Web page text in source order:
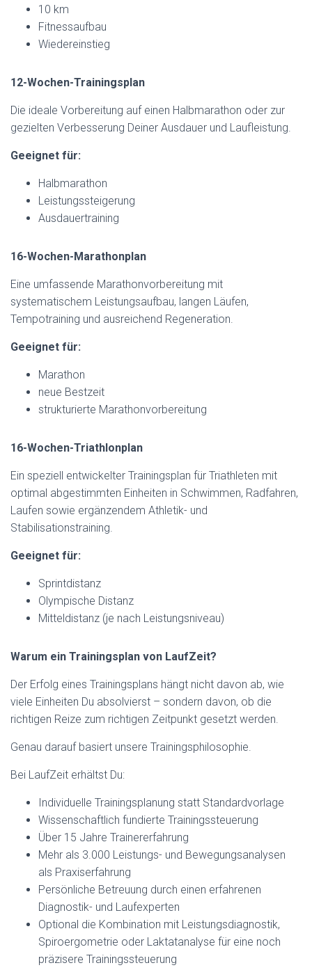
10 km
Fitnessaufbau
Wiedereinstieg
12-Wochen-Trainingsplan
Die ideale Vorbereitung auf einen Halbmarathon oder zur
gezielten Verbesserung Deiner Ausdauer und Laufleistung.
Geeignet für:
Halbmarathon
Leistungssteigerung
Ausdauertraining
16-Wochen-Marathonplan
Eine umfassende Marathonvorbereitung mit
systematischem Leistungsaufbau, langen Läufen,
Tempotraining und ausreichend Regeneration.
Geeignet für:
Marathon
neue Bestzeit
strukturierte Marathonvorbereitung
16-Wochen-Triathlonplan
Ein speziell entwickelter Trainingsplan für Triathleten mit
optimal abgestimmten Einheiten in Schwimmen, Radfahren,
Laufen sowie ergänzendem Athletik- und
Stabilisationstraining.
Geeignet für:
Sprintdistanz
Olympische Distanz
Mitteldistanz (je nach Leistungsniveau)
Warum ein Trainingsplan von LaufZeit?
Der Erfolg eines Trainingsplans hängt nicht davon ab, wie
viele Einheiten Du absolvierst – sondern davon, ob die
richtigen Reize zum richtigen Zeitpunkt gesetzt werden.
Genau darauf basiert unsere Trainingsphilosophie.
Bei LaufZeit erhältst Du:
Individuelle Trainingsplanung statt Standardvorlage
Wissenschaftlich fundierte Trainingssteuerung
Über 15 Jahre Trainererfahrung
Mehr als 3.000 Leistungs- und Bewegungsanalysen
als Praxiserfahrung
Persönliche Betreuung durch einen erfahrenen
Diagnostik- und Laufexperten
Optional die Kombination mit Leistungsdiagnostik,
Spiroergometrie oder Laktatanalyse für eine noch
präzisere Trainingssteuerung